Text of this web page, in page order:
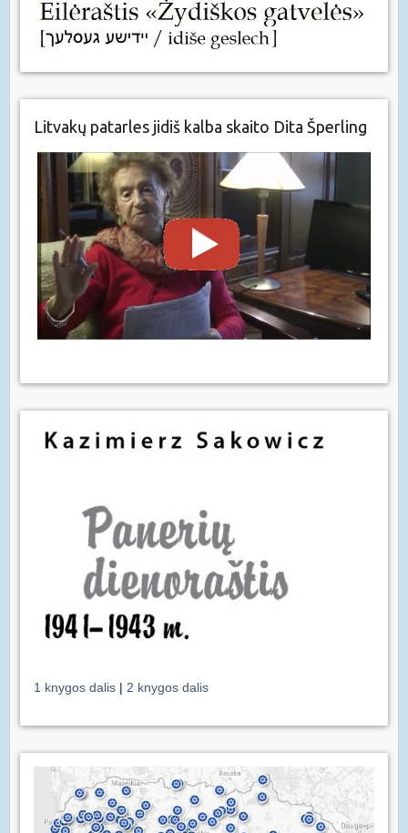
Litvakų patarles jidiš kalba skaito Dita Šperling
1 knygos dalis | 2 knygos dalis